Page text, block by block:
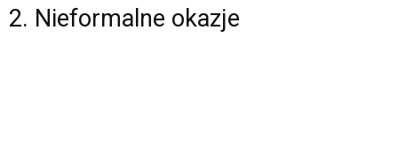
2. Nieformalne okazje